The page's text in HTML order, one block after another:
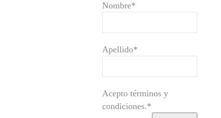
Nombre*
Apellido*
Acepto términos y
condiciones.*